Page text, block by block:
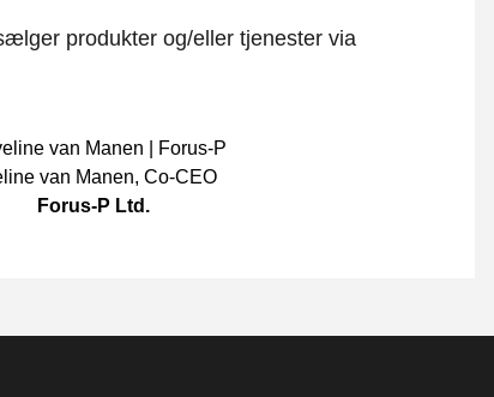
produkter og/eller tjenester via
van Manen, Co-CEO
Forus-P Ltd.